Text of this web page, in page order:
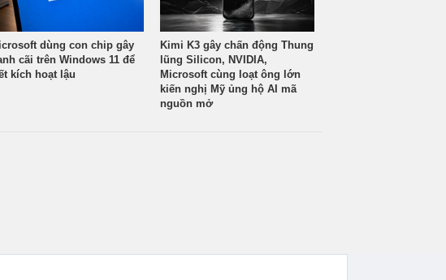
dùng con chip gây
cãi trên Windows 11 để
kích hoạt lậu
Kimi K3 gây chấn động Thung
lũng Silicon, NVIDIA,
Microsoft cùng loạt ông lớn
kiến nghị Mỹ ủng hộ AI mã
nguồn mở